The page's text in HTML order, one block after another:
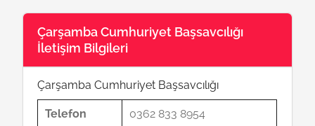
Çarşamba Cumhuriyet Başsavcılığı
İletişim Bilgileri
Çarşamba Cumhuriyet Başsavcılığı
Telefon 0362 833 8954